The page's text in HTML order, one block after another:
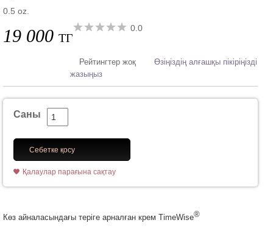
0.5 oz.
19 000 ТГ
0.0
Рейтингтер жоқ
Өзіңіздің алғашқы пікіріңізді
жазыңыз
Саны
Себетке қосу
Қалаулар парағына сақтау
Көз айналасындағы теріге арналған крем TimeWise®